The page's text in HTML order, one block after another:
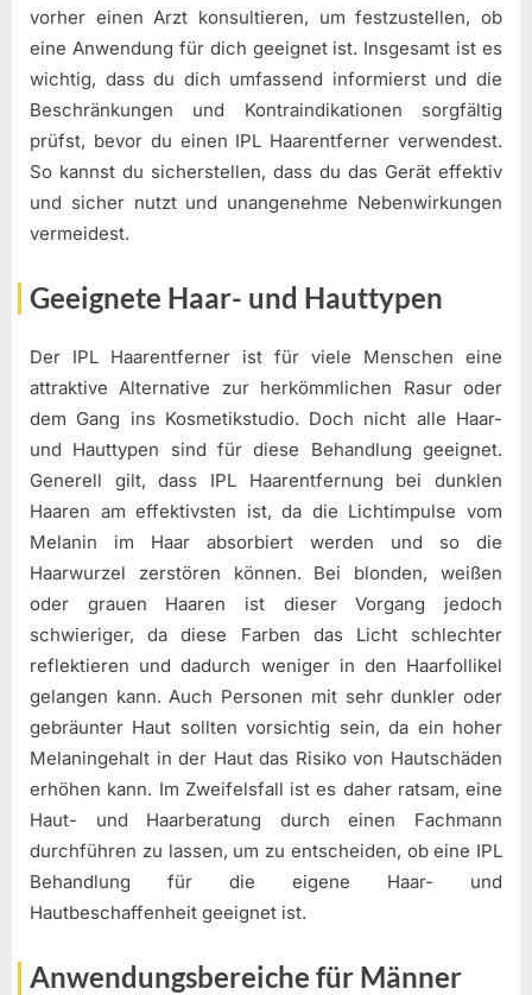
vorher einen Arzt konsultieren, um festzustellen, ob
eine Anwendung für dich geeignet ist. Insgesamt ist es
wichtig, dass du dich umfassend informierst und die
Beschränkungen und Kontraindikationen sorgfältig
prüfst, bevor du einen IPL Haarentferner verwendest.
So kannst du sicherstellen, dass du das Gerät effektiv
und sicher nutzt und unangenehme Nebenwirkungen
vermeidest.
Geeignete Haar- und Hauttypen
Der IPL Haarentferner ist für viele Menschen eine
attraktive Alternative zur herkömmlichen Rasur oder
dem Gang ins Kosmetikstudio. Doch nicht alle Haar-
und Hauttypen sind für diese Behandlung geeignet.
Generell gilt, dass IPL Haarentfernung bei dunklen
Haaren am effektivsten ist, da die Lichtimpulse vom
Melanin im Haar absorbiert werden und so die
Haarwurzel zerstören können. Bei blonden, weißen
oder grauen Haaren ist dieser Vorgang jedoch
schwieriger, da diese Farben das Licht schlechter
reflektieren und dadurch weniger in den Haarfollikel
gelangen kann. Auch Personen mit sehr dunkler oder
gebräunter Haut sollten vorsichtig sein, da ein hoher
Melaningehalt in der Haut das Risiko von Hautschäden
erhöhen kann. Im Zweifelsfall ist es daher ratsam, eine
Haut- und Haarberatung durch einen Fachmann
durchführen zu lassen, um zu entscheiden, ob eine IPL
Behandlung für die eigene Haar- und
Hautbeschaffenheit geeignet ist.
Anwendungsbereiche für Männer